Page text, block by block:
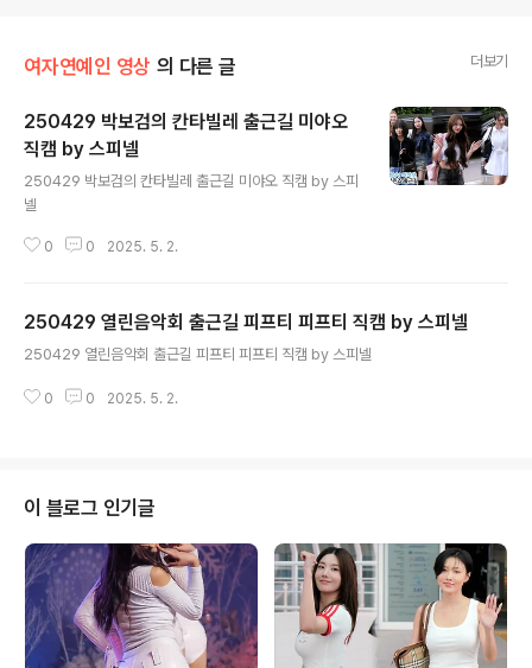
여자연예인 영상 의 다른 글 더보기
250429 박보검의 칸타빌레 출근길 미야오
직캠 by 스피넬
250429 박보검의 칸타빌레 출근길 미야오 직캠 by 스피
넬
0 0 2025. 5. 2.
250429 열린음악회 출근길 피프티 피프티 직캠 by 스피넬
250429 열린음악회 출근길 피프티 피프티 직캠 by 스피넬
0 0 2025. 5. 2.
이 블로그 인기글